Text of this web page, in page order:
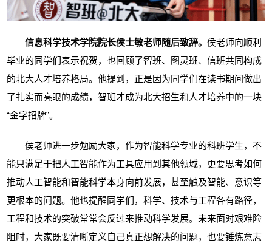
信息科学技术学院院长侯士敏老师随后致辞。侯老师向顺利
毕业的同学们表示祝贺，也回顾了智班、图灵班、信班共同构成
的北大人才培养格局。他提到，正是因为同学们在读书期间做出
了扎实而亮眼的成绩，智班才成为北大招生和人才培养中的一块
“金字招牌”。
侯老师进一步勉励大家，作为智能科学专业的科班学生，不
能只满足于把人工智能作为工具应用到其他领域，更要思考如何
推动人工智能和智能科学本身向前发展，甚至触及智能、意识等
更根本的问题。他也提醒同学们，科学、技术与工程各有路径，
工程和技术的突破常常会反过来推动科学发展。未来面对艰难险
阻时，大家既要清晰定义自己真正想解决的问题，也要锤炼意志